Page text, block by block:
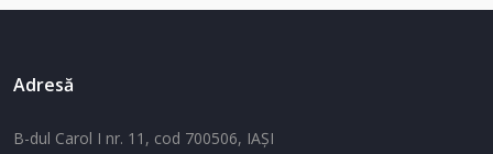
Adresă
B-dul Carol I nr. 11, cod 700506, IAŞI